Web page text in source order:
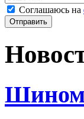
Соглашаюсь на